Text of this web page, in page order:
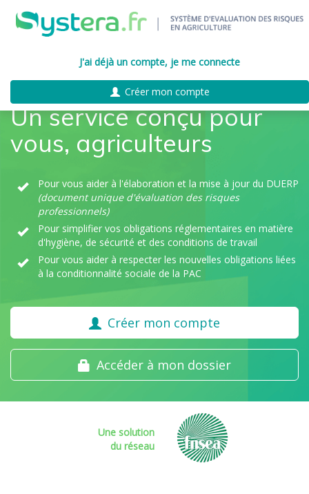
J'ai déjà un compte, je me connecte
Créer mon compte
Un service conçu pour
vous, agriculteurs
Pour vous aider à l'élaboration et la mise à jour du DUERP
(document unique d'évaluation des risques
professionnels)
Pour simplifier vos obligations réglementaires en matière
d'hygiène, de sécurité et des conditions de travail
Pour vous aider à respecter les nouvelles obligations liées
à la conditionnalité sociale de la PAC
Créer mon compte
Accéder à mon dossier
Une solution
du réseau